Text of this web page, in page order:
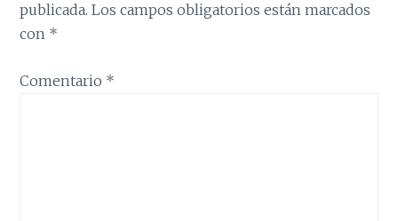
publicada. Los campos obligatorios están marcados
con *
Comentario *